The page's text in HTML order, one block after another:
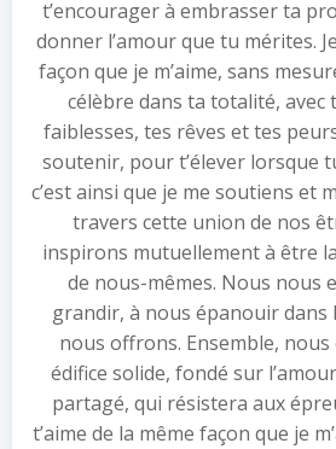
t’encourager à embrasser ta
donner l’amour que tu mérites.
façon que je m’aime, sans
célèbre dans ta totalité, avec
faiblesses, tes rêves et tes
soutenir, pour t’élever lorsque
c’est ainsi que je me soutiens et
travers cette union de nos
inspirons mutuellement à être
de nous-mêmes. Nous nous
grandir, à nous épanouir dans
nous offrons. Ensemble,
édifice solide, fondé sur
partagé, qui résistera aux
t’aime de la même façon que je